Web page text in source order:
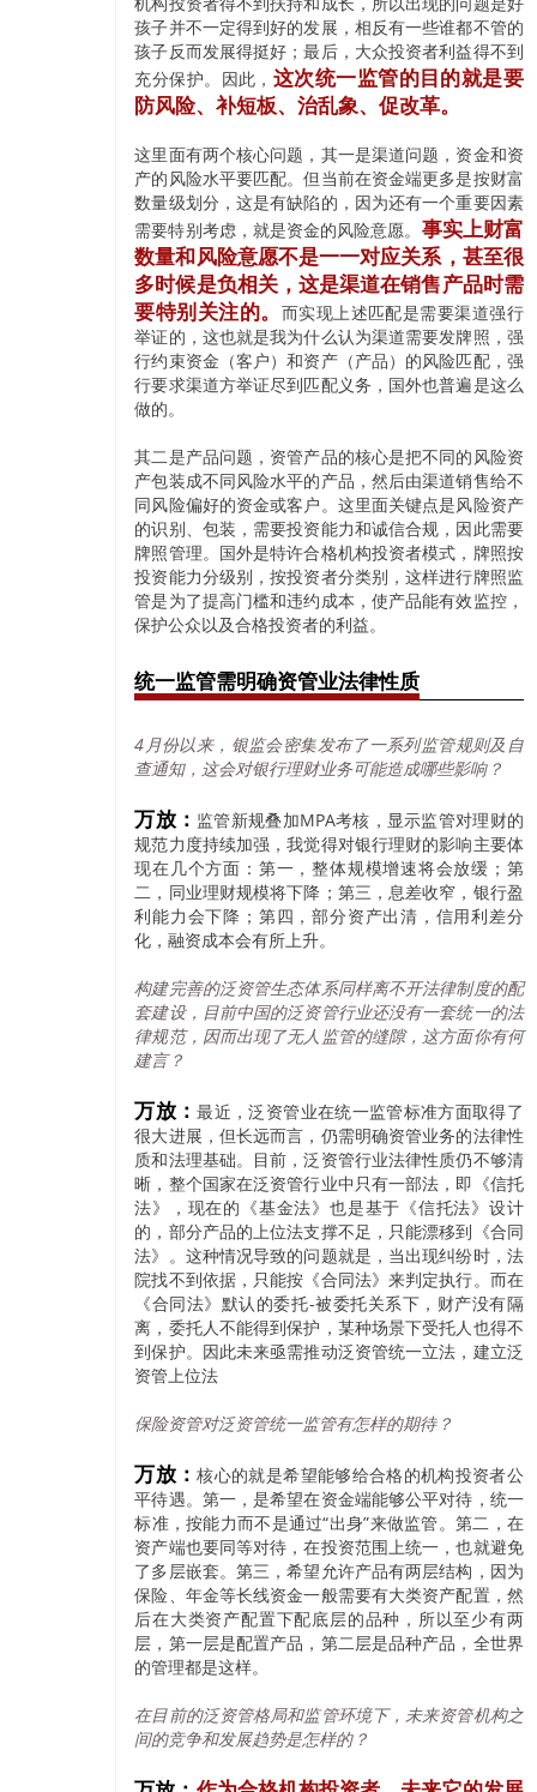
孩子并不一定得到好的发展，相反有一些谁都不管的
孩子反而发展得挺好；最后，大众投资者利益得不到
充分保护。 因此， 这次统一监管的目的就是要
防风险、补短板、治乱象、促改革。
这里面有两个核心问题，其一是渠道问题，资金和资
产的风险水平要匹配。但当前在资金端更多是按财富
数量级划分，这是有缺陷的，因为还有一个重要因素
需要特别考虑，就是资金的风险意愿。 事实上财富
数量和风险意愿不是一一对应关系，甚至很
多时候是负相关，这是渠道在销售产品时需
要特别关注的。 而实现上述匹配是需要渠道强行
举证的，这也就是我为什么认为渠道需要发牌照，强
行约束资金（客户）和资产（产品）的风险匹配，强
行要求渠道方举证尽到匹配义务，国外也普遍是这么
做的。
其二是产品问题，资管产品的核心是把不同的风险资
产包装成不同风险水平的产品，然后由渠道销售给不
同风险偏好的资金或客户。这里面关键点是风险资产
的识别、包装，需要投资能力和诚信合规，因此需要
牌照管理。国外是特许合格机构投资者模式，牌照按
投资能力分级别，按投资者分类别，这样进行牌照监
管是为了提高门槛和违约成本，使产品能有效监控，
保护公众以及合格投资者的利益。
统一监管需明确资管业法律性质
4月份以来，银监会密集发布了一系列监管规则及自
查通知，这会对银行理财业务可能造成哪些影响？
万放： 监管新规叠加MPA考核，显示监管对理财的
规范力度持续加强，我觉得对银行理财的影响主要体
现在几个方面：第一，整体规模增速将会放缓；第
二，同业理财规模将下降；第三，息差收窄，银行盈
利能力会下降；第四，部分资产出清，信用利差分
化，融资成本会有所上升。
构建完善的泛资管生态体系同样离不开法律制度的配
套建设，目前中国的泛资管行业还没有一套统一的法
律规范，因而出现了无人监管的缝隙，这方面你有何
建言？
万放：最近，泛资管业在统一监管标准方面取得了
很大进展，但长远而言，仍需明确资管业务的法律性
质和法理基础。目前，泛资管行业法律性质仍不够清
晰，整个国家在泛资管行业中只有一部法，即《信托
法》，现在的《基金法》也是基于《信托法》设计
的，部分产品的上位法支撑不足，只能漂移到《合同
法》。这种情况导致的问题就是，当出现纠纷时，法
院找不到依据，只能按《合同法》来判定执行。而在
《合同法》默认的委托-被委托关系下，财产没有隔
离，委托人不能得到保护，某种场景下受托人也得不
到保护。因此未来亟需推动泛资管统一立法，建立泛
资管上位法
保险资管对泛资管统一监管有怎样的期待？
万放：核心的就是希望能够给合格的机构投资者公
平待遇。第一，是希望在资金端能够公平对待，统一
标准，按能力而不是通过“出身”来做监管。第二，在
资产端也要同等对待，在投资范围上统一，也就避免
了多层嵌套。第三，希望允许产品有两层结构，因为
保险、年金等长线资金一般需要有大类资产配置，然
后在大类资产配置下配底层的品种，所以至少有两
层，第一层是配置产品，第二层是品种产品，全世界
的管理都是这样。
在目前的泛资管格局和监管环境下，未来资管机构之
间的竞争和发展趋势是怎样的？